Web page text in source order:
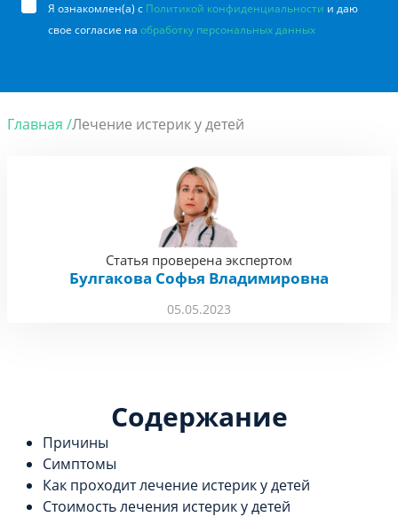
Я ознакомлен(а) с Политикой конфиденциальности и даю
свое согласие на обработку персональных данных
Главная /Лечение истерик у детей
05.05.2023
Статья проверена экспертом
Булгакова Софья Владимировна
Содержание
Причины
Симптомы
Как проходит лечение истерик у детей
Стоимость лечения истерик у детей